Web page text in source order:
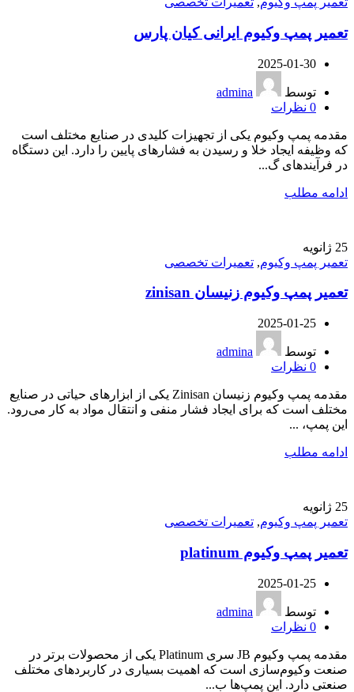
تعمیر پمپ وکیوم ایرانی کیان پارس
2025-01-30
توسط
admina
0 نظرات
مقدمه پمپ وکیوم یکی از تجهیزات کلیدی در صنایع مختلف است
که وظیفه ایجاد خلا و رسیدن به فشارهای پایین را دارد. این دستگاه
در فرآیندهای گ...
ادامه مطلب
25 ژانویه
تعمیر پمپ وکیوم, تعمیرات تخصصی
تعمیر پمپ وکیوم زنیسان zinisan
2025-01-25
توسط
admina
0 نظرات
مقدمه پمپ وکیوم زنیسان Zinisan یکی از ابزارهای حیاتی در صنایع
مختلف است که برای ایجاد فشار منفی و انتقال مواد به کار می‌رود.
این پمپ، ...
ادامه مطلب
25 ژانویه
تعمیر پمپ وکیوم, تعمیرات تخصصی
تعمیر پمپ وکیوم platinum
2025-01-25
توسط
admina
0 نظرات
مقدمه پمپ وکیوم JB سری Platinum یکی از محصولات برتر در
صنعت وکیوم‌سازی است که اهمیت بسیاری در کاربردهای مختلف
صنعتی دارد. این پمپ‌ها ب...